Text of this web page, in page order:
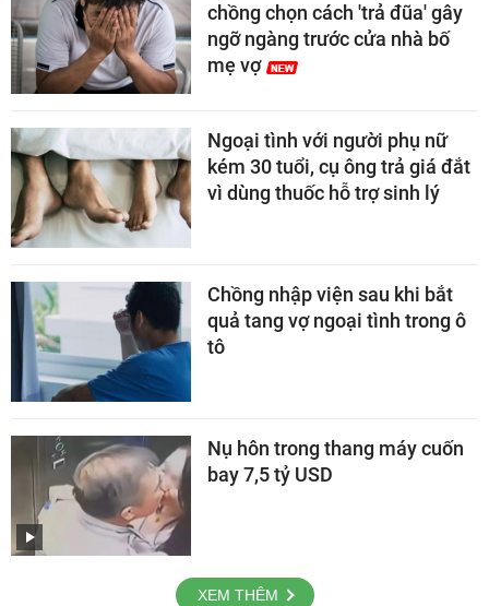
chồng chọn cách 'trả đũa' gây
ngỡ ngàng trước cửa nhà bố
mẹ vợ
Ngoại tình với người phụ nữ
kém 30 tuổi, cụ ông trả giá đắt
vì dùng thuốc hỗ trợ sinh lý
Chồng nhập viện sau khi bắt
quả tang vợ ngoại tình trong ô
tô
Nụ hôn trong thang máy cuốn
bay 7,5 tỷ USD
XEM THÊM